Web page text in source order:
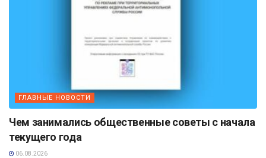
ГЛАВНЫЕ НОВОСТИ
Чем занимались общественные советы с начала
текущего года
06.08.2026